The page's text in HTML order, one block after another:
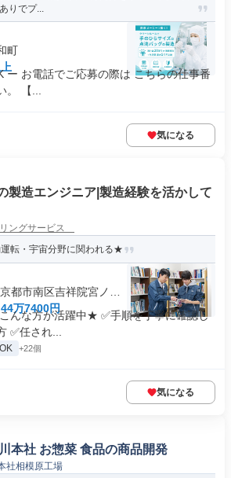
りでプ...
町
ー お電話でご応募の際は こちらの仕事番
。 【...
気になる
製造エンジニア|製造経験を活かして
ングサービス
転・宇宙分野に関われる★
都市南区吉祥院宮ノ西
万7400円
んな方が活躍中★ ✅手順を丁寧に確認し
✅任され...
+22個
気になる
本社 お惣菜 食品の商品開発
社相模原工場